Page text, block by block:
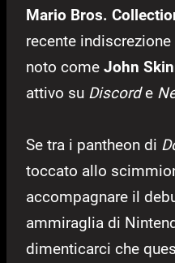
Mario Bros.
recente
noto come John
attivo su Discorde
Se tra i pantheon di
toccato allo
accompagnare il
ammiraglia di
dimenticarci che